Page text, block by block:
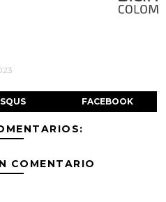
FACEBOOK
COMENTARIO